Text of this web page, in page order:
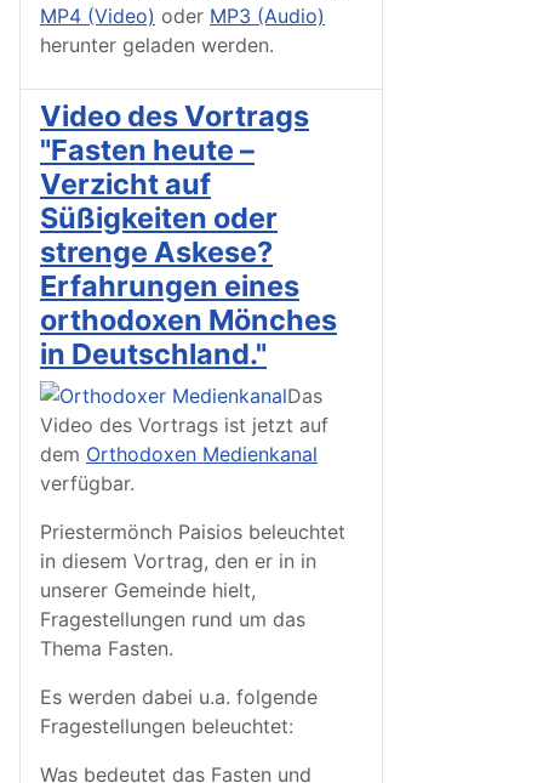
MP4 (Video) oder MP3 (Audio)
herunter geladen werden.
Video des Vortrags
"Fasten heute –
Verzicht auf
Süßigkeiten oder
strenge Askese?
Erfahrungen eines
orthodoxen Mönches
in Deutschland."
Das
Video des Vortrags ist jetzt auf
dem Orthodoxen Medienkanal
verfügbar.
Priestermönch Paisios beleuchtet
in diesem Vortrag, den er in in
unserer Gemeinde hielt,
Fragestellungen rund um das
Thema Fasten.
Es werden dabei u.a. folgende
Fragestellungen beleuchtet:
Was bedeutet das Fasten und